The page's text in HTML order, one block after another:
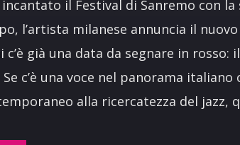
il Festival di Sanremo con la
l’artista milanese annuncia il
c’è già una data da segnare in rosso:
c’è una voce nel panorama italiano
alla ricercatezza del jazz,